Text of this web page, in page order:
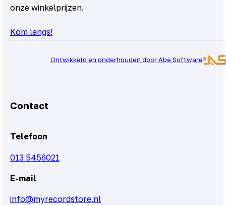
onze winkelprijzen.
Kom langs!
Ontwikkeld en onderhouden door Abe Software
Contact
Telefoon
013 5456021
E-mail
info@myrecordstore.nl